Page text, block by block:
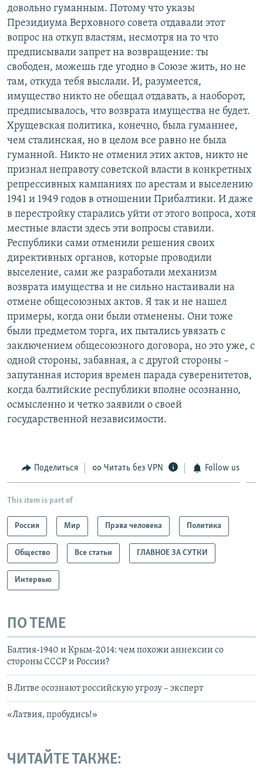
довольно гуманным. Потому что указы
Президиума Верховного совета отдавали этот
вопрос на откуп властям, несмотря на то что
предписывали запрет на возвращение: ты
свободен, можешь где угодно в Союзе жить, но не
там, откуда тебя выслали. И, разумеется,
имущество никто не обещал отдавать, а наоборот,
предписывалось, что возврата имущества не будет.
Хрущевская политика, конечно, была гуманнее,
чем сталинская, но в целом все равно не была
гуманной. Никто не отменил этих актов, никто не
признал неправоту советской власти в конкретных
репрессивных кампаниях по арестам и выселению
1941 и 1949 годов в отношении Прибалтики. И даже
в перестройку старались уйти от этого вопроса, хотя
местные власти здесь эти вопросы ставили.
Республики сами отменили решения своих
директивных органов, которые проводили
выселение, сами же разработали механизм
возврата имущества и не сильно настаивали на
отмене общесоюзных актов. Я так и не нашел
примеры, когда они были отменены. Они тоже
были предметом торга, их пытались увязать с
заключением общесоюзного договора, но это уже, с
одной стороны, забавная, а с другой стороны –
запутанная история времен парада суверенитетов,
когда балтийские республики вполне осознанно,
осмысленно и четко заявили о своей
государственной независимости.
Поделиться Читать без VPN Follow us
This item is part of
Россия Мир Права человека Политика
Общество Все статьи ГЛАВНОЕ ЗА СУТКИ
Интервью
ПО ТЕМЕ
Балтия-1940 и Крым-2014: чем похожи аннексии со
стороны СССР и России?
В Литве осознают российскую угрозу – эксперт
«Латвия, пробудись!»
ЧИТАЙТЕ ТАКЖЕ: